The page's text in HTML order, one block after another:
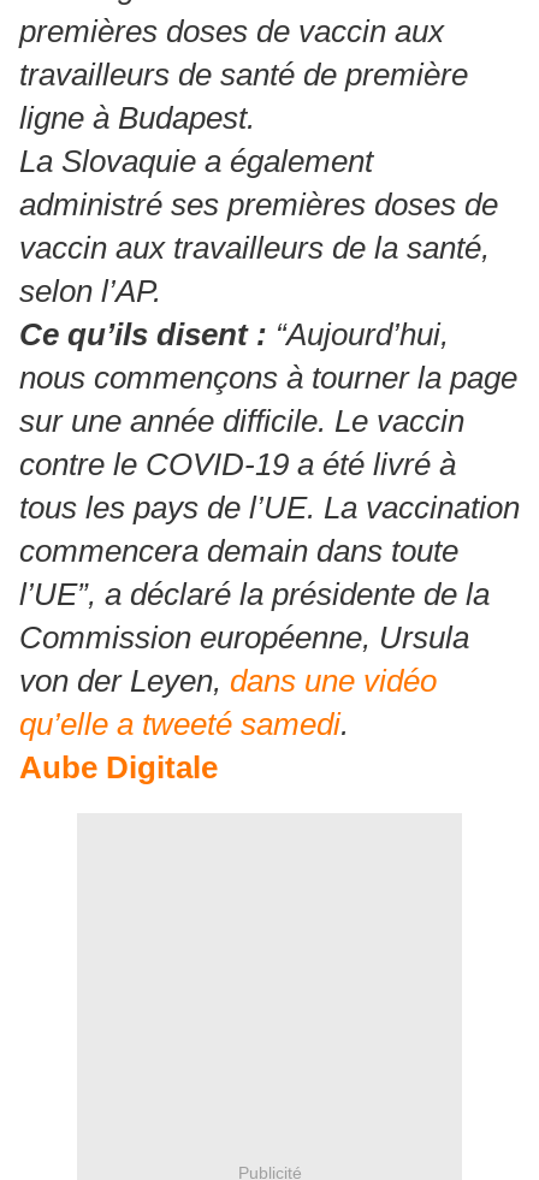
premières doses de vaccin aux
travailleurs de santé de première
ligne à Budapest.
La Slovaquie a également
administré ses premières doses de
vaccin aux travailleurs de la santé,
selon l’AP.
Ce qu’ils disent : “Aujourd’hui,
nous commençons à tourner la page
sur une année difficile. Le vaccin
contre le COVID-19 a été livré à
tous les pays de l’UE. La vaccination
commencera demain dans toute
l’UE”, a déclaré la présidente de la
Commission européenne, Ursula
von der Leyen, dans une vidéo
qu’elle a tweeté samedi.
Aube Digitale
Publicité